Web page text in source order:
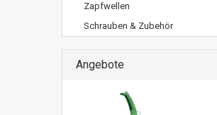
Zapfwellen
Schrauben & Zubehör
Angebote